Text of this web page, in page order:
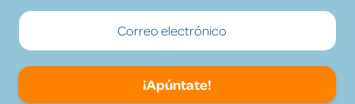
¡Apúntate!